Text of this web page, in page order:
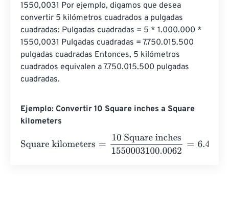
1550,0031 Por ejemplo, digamos que desea
convertir 5 kilómetros cuadrados a pulgadas
cuadradas: Pulgadas cuadradas = 5 * 1.000.000 *
1550,0031 Pulgadas cuadradas = 7.750.015.500
pulgadas cuadradas Entonces, 5 kilómetros
cuadrados equivalen a 7.750.015.500 pulgadas
cuadradas.
Ejemplo: Convertir 10 Square inches a Square
kilometers
Square kilometers
10 Square inches1550003100.0062